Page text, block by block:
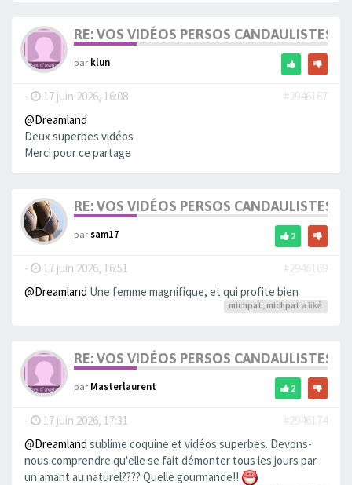
RE: VOS VIDÉOS PERSOS CANDAULISTES
parklun
- 17 juin 2026, 16:08
#2946167
@Dreamland
Deux superbes vidéos
Merci pour ce partage
RE: VOS VIDÉOS PERSOS CANDAULISTES
parsam17 2
- 17 juin 2026, 16:51
#2946169
@Dreamland Une femme magnifique, et qui profite bien
michpat, michpat a liké
RE: VOS VIDÉOS PERSOS CANDAULISTES
parMasterlaurent 2
- 17 juin 2026, 17:31
#2946174
@Dreamland sublime coquine et vidéos superbes. Devons-
nous comprendre qu'elle se fait démonter tous les jours par
un amant au naturel???? Quelle gourmande!!